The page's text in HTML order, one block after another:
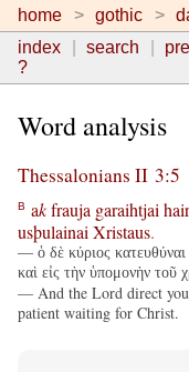
home gothic
index
search
?
Word analysis
Thessalonians II 3:5
B akfrauja garaihtjai
usþulainai Xristaus.
— ὁ δὲ κύριος κατευθύναι
καὶ εἰς τὴν ὑπομονὴν τοῦ
— And the Lord direct
patient waiting for Christ.